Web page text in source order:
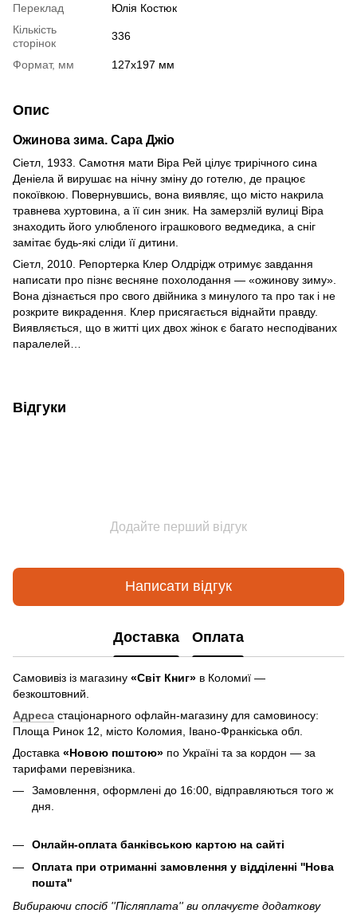
Переклад
Юлія Костюк
Кількість
сторінок
336
Формат, мм 127х197 мм
Опис
Ожинова зима. Сара Джіо
Сіетл, 1933. Самотня мати Віра Рей цілує трирічного сина
Деніела й вирушає на нічну зміну до готелю, де працює
покоївкою. Повернувшись, вона виявляє, що місто накрила
травнева хуртовина, а її син зник. На замерзлій вулиці Віра
знаходить його улюбленого іграшкового ведмедика, а сніг
замітає будь-які сліди її дитини.
Сіетл, 2010. Репортерка Клер Олдрідж отримує завдання
написати про пізнє весняне похолодання — «ожинову зиму».
Вона дізнається про свого двійника з минулого та про так і не
розкрите викрадення. Клер присягається віднайти правду.
Виявляється, що в житті цих двох жінок є багато несподіваних
паралелей…
Відгуки
Додайте перший відгук
Написати відгук
Доставка Оплата
Самовивіз із магазину «Світ Книг» в Коломиї —
безкоштовний.
Адреса стаціонарного офлайн-магазину для самовиносу:
Площа Ринок 12, місто Коломия, Івано-Франкіська обл.
Доставка «Новою поштою» по Україні та за кордон — за
тарифами перевізника.
Замовлення, оформлені до 16:00, відправляються того ж
дня.
Онлайн-оплата банківською картою на сайті
Оплата при отриманні замовлення у відділенні ''Нова
пошта''
Вибираючи спосіб ''Післяплата'' ви оплачуєте додаткову